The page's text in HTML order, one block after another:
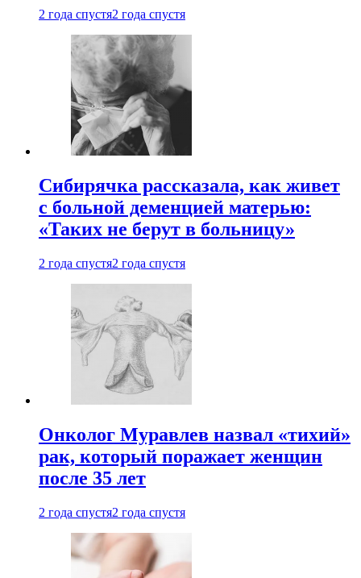
2 года спустя2 года спустя
Сибирячка рассказала, как живет
с больной деменцией матерью:
«Таких не берут в больницу»
2 года спустя2 года спустя
Онколог Муравлев назвал «тихий»
рак, который поражает женщин
после 35 лет
2 года спустя2 года спустя